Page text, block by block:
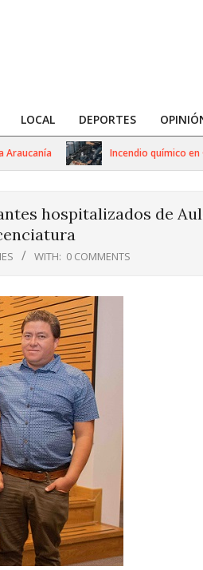
LOCAL DEPORTES
Incendio químico en
hospitalizados de
WITH: 0 COMMENTS